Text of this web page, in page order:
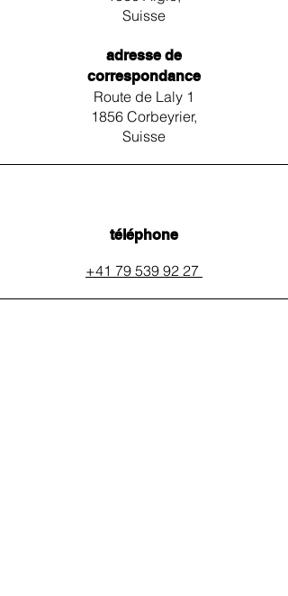
Suisse
adresse de
correspondance
Route de Laly 1
1856 Corbeyrier,
Suisse
téléphone
+41 79 539 92 27